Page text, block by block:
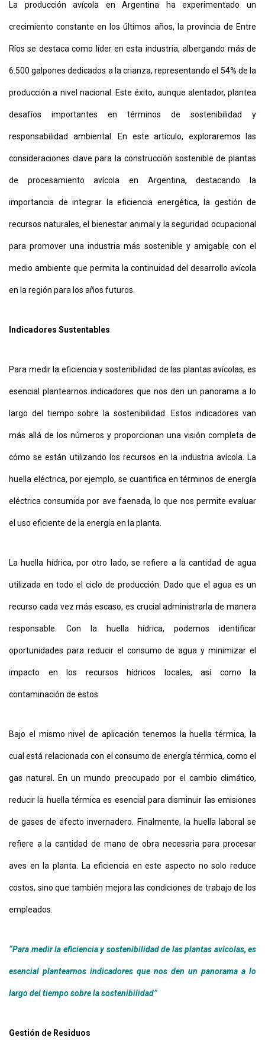
CONTÁCTENOS
AYUDA
CONDICIONES
POLÍTICAS
DE
MAPA
SITIO
PARA
La producción avícola en Argentina ha experimentado un
crecimiento constante en los últimos años, la provincia de Entre
Ríos se destaca como líder en esta industria, albergando más de
6.500 galpones dedicados a la crianza, representando el 54% de la
producción a nivel nacional. Este éxito, aunque alentador, plantea
desafíos importantes en términos de sostenibilidad y
responsabilidad ambiental. En este artículo, exploraremos las
consideraciones clave para la construcción sostenible de plantas
de procesamiento avícola en Argentina, destacando la
importancia de integrar la eficiencia energética, la gestión de
recursos naturales, el bienestar animal y la seguridad ocupacional
para promover una industria más sostenible y amigable con el
medio ambiente que permita la continuidad del desarrollo avícola
en la región para los años futuros.
Indicadores Sustentables
Para medir la eficiencia y sostenibilidad de las plantas avícolas, es
esencial plantearnos indicadores que nos den un panorama a lo
largo del tiempo sobre la sostenibilidad. Estos indicadores van
más allá de los números y proporcionan una visión completa de
cómo se están utilizando los recursos en la industria avícola. La
huella eléctrica, por ejemplo, se cuantifica en términos de energía
eléctrica consumida por ave faenada, lo que nos permite evaluar
el uso eficiente de la energía en la planta.
La huella hídrica, por otro lado, se refiere a la cantidad de agua
utilizada en todo el ciclo de producción. Dado que el agua es un
recurso cada vez más escaso, es crucial administrarla de manera
responsable. Con la huella hídrica, podemos identificar
oportunidades para reducir el consumo de agua y minimizar el
impacto en los recursos hídricos locales, así como la
contaminación de estos.
Bajo el mismo nivel de aplicación tenemos la huella térmica, la
cual está relacionada con el consumo de energía térmica, como el
gas natural. En un mundo preocupado por el cambio climático,
reducir la huella térmica es esencial para disminuir las emisiones
de gases de efecto invernadero. Finalmente, la huella laboral se
refiere a la cantidad de mano de obra necesaria para procesar
aves en la planta. La eficiencia en este aspecto no solo reduce
costos, sino que también mejora las condiciones de trabajo de los
empleados.
“Para medir la eficiencia y sostenibilidad de las plantas avícolas, es
esencial plantearnos indicadores que nos den un panorama a lo
largo del tiempo sobre la sostenibilidad”
Gestión de Residuos